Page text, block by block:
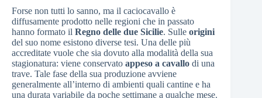
Forse non tutti lo sanno, ma il caciocavallo è
diffusamente prodotto nelle regioni che in passato
hanno formato il Regno delle due Sicilie. Sulle origini
del suo nome esistono diverse tesi. Una delle più
accreditate vuole che sia dovuto alla modalità della sua
stagionatura: viene conservato appeso a cavallo di una
trave. Tale fase della sua produzione avviene
generalmente all’interno di ambienti quali cantine e ha
una durata variabile da poche settimane a qualche mese.